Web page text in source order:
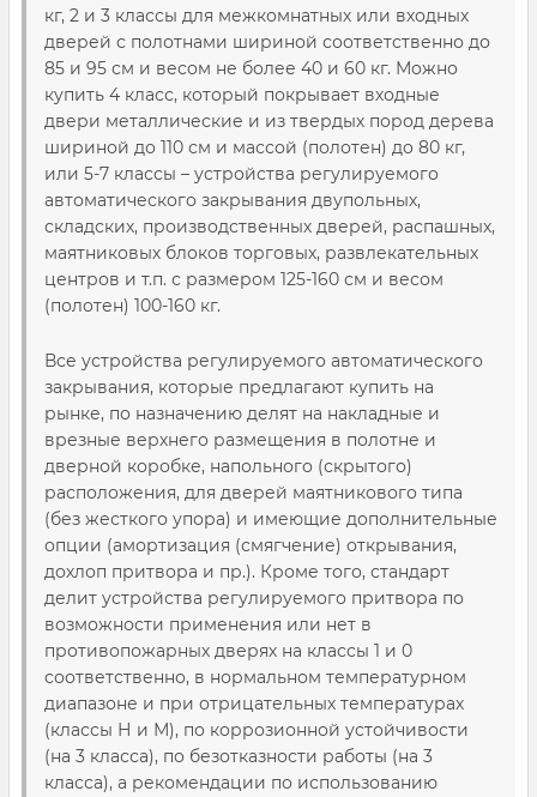
кг, 2 и 3 классы для межкомнатных или входных
дверей с полотнами шириной соответственно до
85 и 95 см и весом не более 40 и 60 кг. Можно
купить 4 класс, который покрывает входные
двери металлические и из твердых пород дерева
шириной до 110 см и массой (полотен) до 80 кг,
или 5-7 классы – устройства регулируемого
автоматического закрывания двупольных,
складских, производственных дверей, распашных,
маятниковых блоков торговых, развлекательных
центров и т.п. с размером 125-160 см и весом
(полотен) 100-160 кг.
Все устройства регулируемого автоматического
закрывания, которые предлагают купить на
рынке, по назначению делят на накладные и
врезные верхнего размещения в полотне и
дверной коробке, напольного (скрытого)
расположения, для дверей маятникового типа
(без жесткого упора) и имеющие дополнительные
опции (амортизация (смягчение) открывания,
дохлоп притвора и пр.). Кроме того, стандарт
делит устройства регулируемого притвора по
возможности применения или нет в
противопожарных дверях на классы 1 и 0
соответственно, в нормальном температурном
диапазоне и при отрицательных температурах
(классы Н и М), по коррозионной устойчивости
(на 3 класса), по безотказности работы (на 3
класса), а рекомендации по использованию